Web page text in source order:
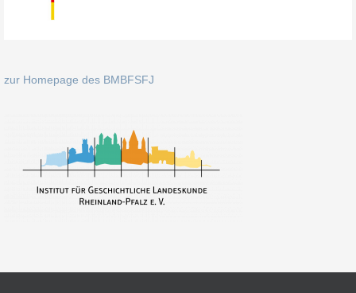
zur Homepage des BMBFSFJ